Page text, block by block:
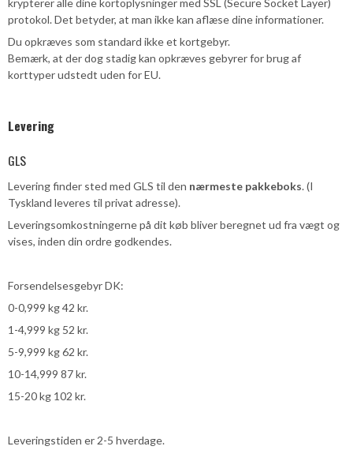
krypterer alle dine kortoplysninger med SSL (Secure Socket Layer)
protokol. Det betyder, at man ikke kan aflæse dine informationer.
Du opkræves som standard ikke et kortgebyr.
Bemærk, at der dog stadig kan opkræves gebyrer for brug af
korttyper udstedt uden for EU.
Levering
GLS
Levering finder sted med GLS til den nærmeste pakkeboks. (I
Tyskland leveres til privat adresse).
Leveringsomkostningerne på dit køb bliver beregnet ud fra vægt og
vises, inden din ordre godkendes.
Forsendelsesgebyr DK:
0-0,999 kg 42 kr.
1-4,999 kg 52 kr.
5-9,999 kg 62 kr.
10-14,999 87 kr.
15-20 kg 102 kr.
Leveringstiden er 2-5 hverdage.